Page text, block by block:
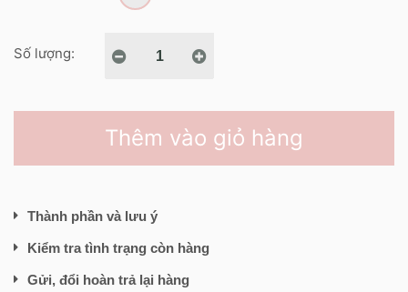
Số lượng:
Thêm vào giỏ hàng
Thành phần và lưu ý
Kiểm tra tình trạng còn hàng
Gửi, đổi hoàn trả lại hàng